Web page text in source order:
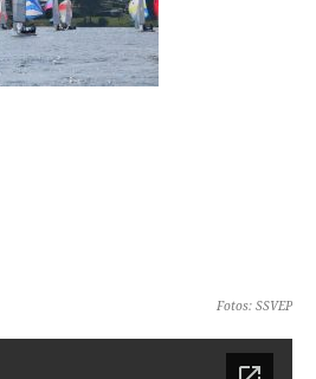
Fotos: SSVEP